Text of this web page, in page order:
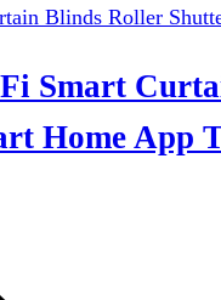
Smart
Home App